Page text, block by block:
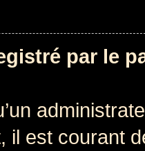
par le
il est courant